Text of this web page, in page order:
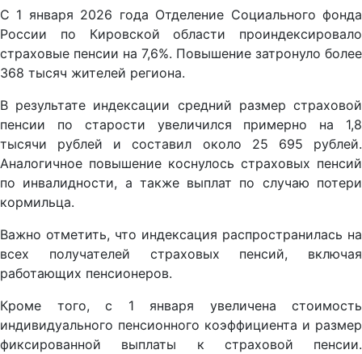
С 1 января 2026 года Отделение Социального фонда
России по Кировской области проиндексировало
страховые пенсии на 7,6%. Повышение затронуло более
368 тысяч жителей региона.
В результате индексации средний размер страховой
пенсии по старости увеличился примерно на 1,8
тысячи рублей и составил около 25 695 рублей.
Аналогичное повышение коснулось страховых пенсий
по инвалидности, а также выплат по случаю потери
кормильца.
Важно отметить, что индексация распространилась на
всех получателей страховых пенсий, включая
работающих пенсионеров.
Кроме того, с 1 января увеличена стоимость
индивидуального пенсионного коэффициента и размер
фиксированной выплаты к страховой пенсии.